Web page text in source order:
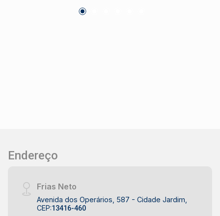
com fácil acesso a comércios, escolas e
Endereço
Frias Neto
Avenida dos Operários, 587 - Cidade Jardim,
CEP:13416-460